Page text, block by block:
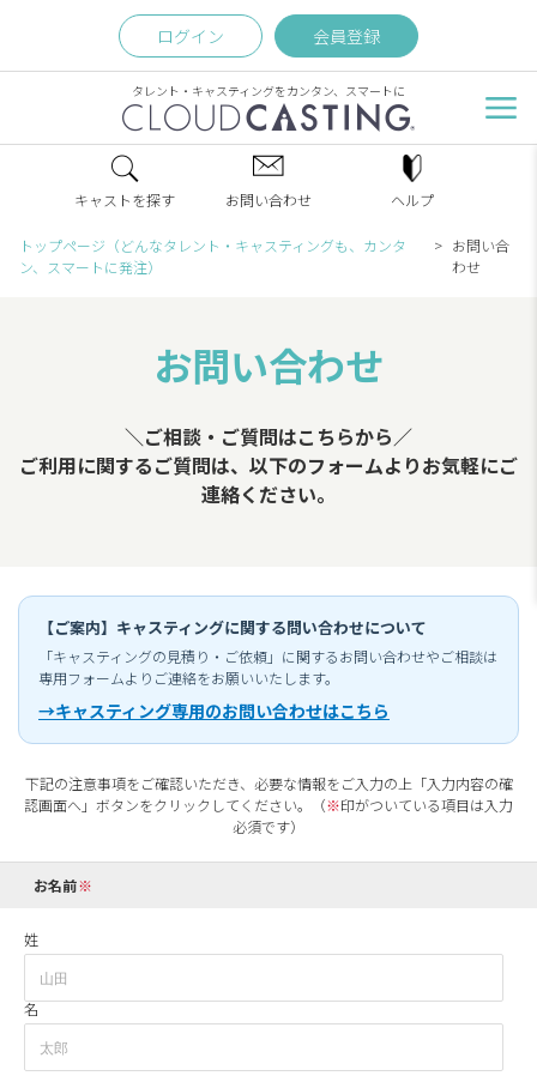
ログイン 会員登録
タレント・キャスティングをカンタン、スマートに
キャストを探す お問い合わせ ヘルプ
トップページ（どんなタレント・キャスティングも、カンタ
ン、スマートに発注）
お問い合
わせ
お問い合わせ
＼ご相談・ご質問はこちらから／
ご利用に関するご質問は、以下のフォームよりお気軽にご
連絡ください。
【ご案内】キャスティングに関する問い合わせについて
「キャスティングの見積り・ご依頼」に関するお問い合わせやご相談は
専用フォームよりご連絡をお願いいたします。
→キャスティング専用のお問い合わせはこちら
下記の注意事項をご確認いただき、必要な情報をご入力の上「入力内容の確
認画面へ」ボタンをクリックしてください。（※印がついている項目は入力
必須です）
お名前
姓
名